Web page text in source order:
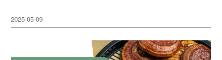
2025-05-09